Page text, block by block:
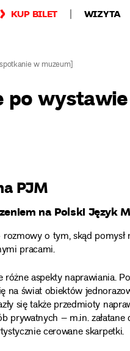
KUP BILET WIZYTA
w muzeum]
po wystawie
PJM
na Polski Język
rozmowy o tym, skąd
pracami.
aspekty naprawiania.
na świat obiektów
się także przedmioty
prywatnych – m.in.
cerowane skarpetki.